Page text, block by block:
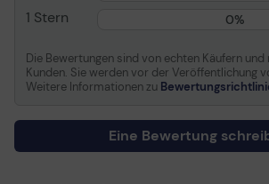
Drucktechnologie
Tintenstrahl
Enthaltene Menge
1 Rolle(n)
Mediengewicht
300 g/m2
Informationen zur
1 Stern 0%
Die Bewertungen sind von echten Käufern
Kunden. Sie werden vor der Veröffentlichung
Weitere Informationen zu
Eine Bewertung